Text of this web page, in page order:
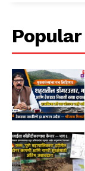
Popular